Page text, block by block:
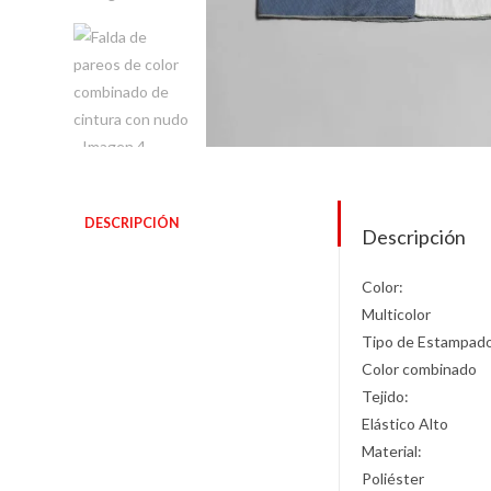
DESCRIPCIÓN
Descripción
Color:
Multicolor
Tipo de
Color combinado
Tejido:
Elástico Alto
Material:
Poliéster